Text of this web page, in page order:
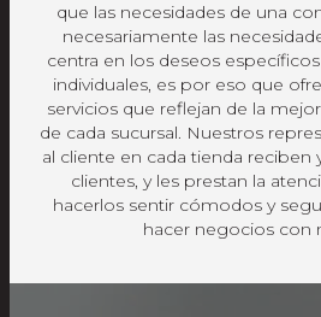
que las necesidades de una
necesariamente las
centra en los deseos
individuales, es por eso que
servicios que reflejan de la
de cada sucursal. Nuestros
al cliente en cada tienda reciben
clientes, y les prestan la
hacerlos sentir cómodos y
hacer negocios con